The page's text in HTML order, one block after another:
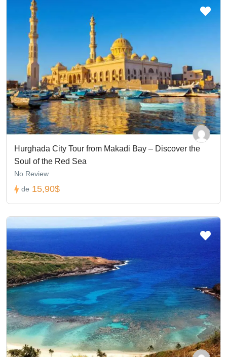
Hurghada City Tour from Makadi Bay – Discover the
Soul of the Red Sea
No Review
de 15,90$